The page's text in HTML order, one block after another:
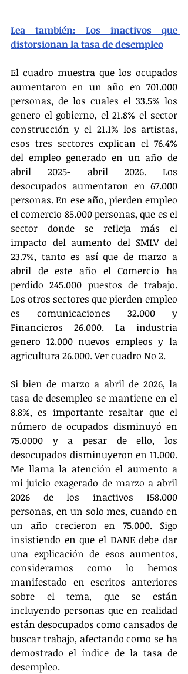
Lea también: Los inactivos que
distorsionan la tasa de desempleo
El cuadro muestra que los ocupados
aumentaron en un año en 701.000
personas, de los cuales el 33.5% los
genero el gobierno, el 21.8% el sector
construcción y el 21.1% los artistas,
esos tres sectores explican el 76.4%
del empleo generado en un año de
abril 2025- abril 2026. Los
desocupados aumentaron en 67.000
personas. En ese año, pierden empleo
el comercio 85.000 personas, que es el
sector donde se refleja más el
impacto del aumento del SMLV del
23.7%, tanto es así que de marzo a
abril de este año el Comercio ha
perdido 245.000 puestos de trabajo.
Los otros sectores que pierden empleo
es comunicaciones 32.000 y
Financieros 26.000. La industria
genero 12.000 nuevos empleos y la
agricultura 26.000. Ver cuadro No 2.
Si bien de marzo a abril de 2026, la
tasa de desempleo se mantiene en el
8.8%, es importante resaltar que el
número de ocupados disminuyó en
75.0000 y a pesar de ello, los
desocupados disminuyeron en 11.000.
Me llama la atención el aumento a
mi juicio exagerado de marzo a abril
2026 de los inactivos 158.000
personas, en un solo mes, cuando en
un año crecieron en 75.000. Sigo
insistiendo en que el DANE debe dar
una explicación de esos aumentos,
consideramos como lo hemos
manifestado en escritos anteriores
sobre el tema, que se están
incluyendo personas que en realidad
están desocupados como cansados de
buscar trabajo, afectando como se ha
demostrado el índice de la tasa de
desempleo.